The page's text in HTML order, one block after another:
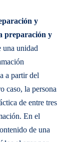
y
preparación y
una unidad
a partir del
caso, la persona
de entre tres
En el
de una